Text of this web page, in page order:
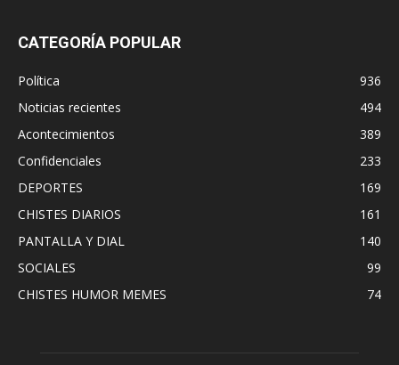
CATEGORÍA POPULAR
Política
936
Noticias recientes
494
Acontecimientos
389
Confidenciales
233
DEPORTES
169
CHISTES DIARIOS
161
PANTALLA Y DIAL
140
SOCIALES
99
CHISTES HUMOR MEMES
74